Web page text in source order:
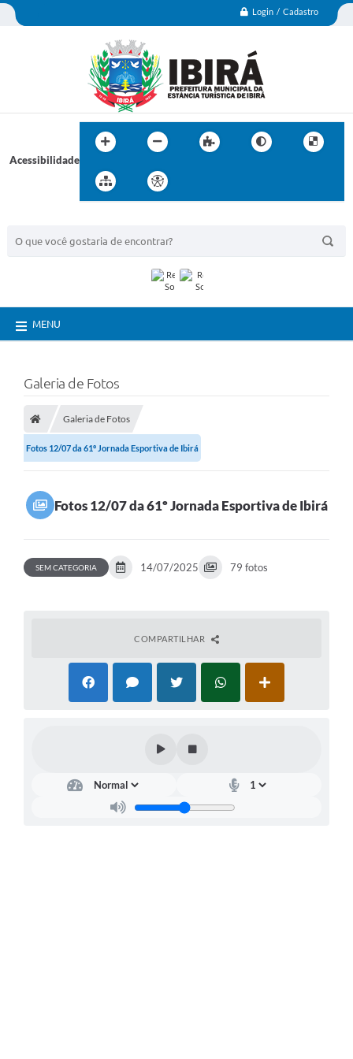
Login / Cadastro
Acessibilidade
MENU
Galeria de Fotos
Galeria de Fotos
Fotos 12/07 da 61º Jornada Esportiva de Ibirá
Fotos 12/07 da 61º Jornada Esportiva de Ibirá
SEM CATEGORIA 14/07/2025 79 fotos
COMPARTILHAR